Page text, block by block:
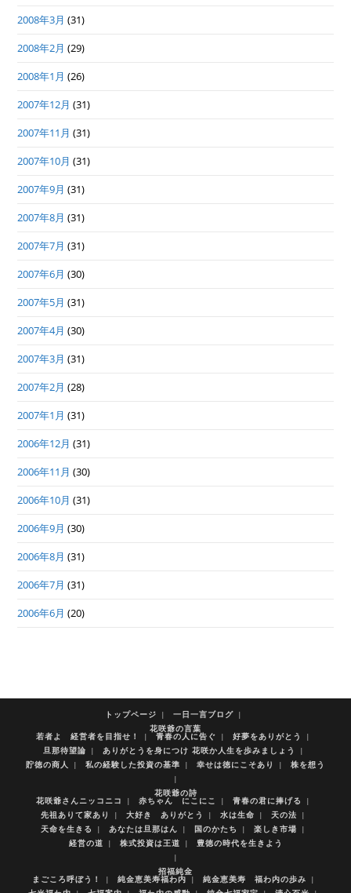
2008年3月 (31)
2008年2月 (29)
2008年1月 (26)
2007年12月 (31)
2007年11月 (31)
2007年10月 (31)
2007年9月 (31)
2007年8月 (31)
2007年7月 (31)
2007年6月 (30)
2007年5月 (31)
2007年4月 (30)
2007年3月 (31)
2007年2月 (28)
2007年1月 (31)
2006年12月 (31)
2006年11月 (30)
2006年10月 (31)
2006年9月 (30)
2006年8月 (31)
2006年7月 (31)
2006年6月 (20)
トップページ
一日一言ブログ
花咲爺の言葉
若者よ 経営者を目指せ！ 青春の人に告ぐ
好夢をありがとう
旦那待望論
ありがとうを身につけ 花咲か人生を歩みましょう
貯徳の商人
私の経験した投資の基準 幸せは徳にこそあり 株を想う
花咲爺の詩
花咲爺さんニッコニコ 赤ちゃん にこにこ
青春の君に捧げる
先祖ありて家あり
大好き ありがとう 水は生命
天の法
天命を生きる
あなたは旦那はん 国のかたち
楽しき市場
経営の道
株式投資は王道 豊徳の時代を生きよう
招福純金
まごころ呼ぼう！ 純金恵美寿福わ内
純金恵美寿 福わ内の歩み